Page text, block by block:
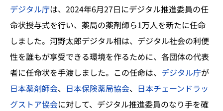
デジタル庁は、2024年6月27日にデジタル推進委員の任
命状授与式を行い、薬局の薬剤師ら1万人を新たに任命
しました。河野太郎デジタル相は、デジタル社会の利便
性を誰もが享受できる環境を作るために、各団体の代表
者に任命状を手渡しました。この任命は、 デジタル庁が
日本薬剤師会、 日本保険薬局協会、 日本チェーンドラッ
グストア協会に対して、デジタル推進委員のなり手を確